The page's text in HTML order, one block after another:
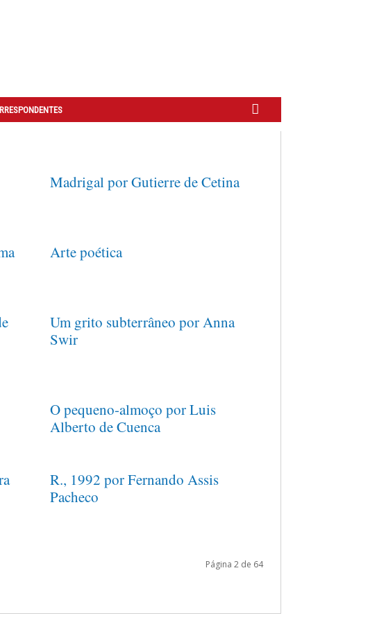
Madrigal por Gutierre de Cetina
Arte poética
Um grito subterrâneo por Anna
Swir
O pequeno-almoço por Luis
Alberto de Cuenca
R., 1992 por Fernando Assis
Pacheco
Página 2 de 64